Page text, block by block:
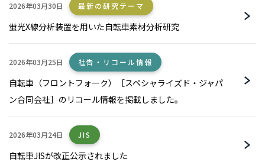
2026年03月30日 最新の研究テーマ
蛍光X線分析装置を用いた自転車素材分析研究
2026年03月25日 社告・リコール情報
自転車（フロントフォーク）［スペシャライズド・ジャパ
ン合同会社］のリコール情報を掲載しました。
2026年03月24日 JIS
自転車JISが改正公示されました